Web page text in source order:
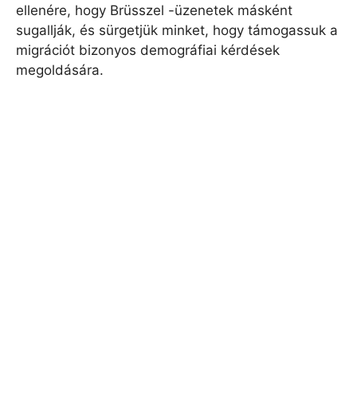
ellenére, hogy Brüsszel -üzenetek másként
sugallják, és sürgetjük minket, hogy támogassuk a
migrációt bizonyos demográfiai kérdések
megoldására.